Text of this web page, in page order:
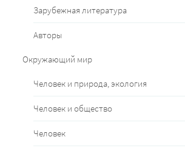
Зарубежная литература
Авторы
Окружающий мир
Человек и природа, экология
Человек и общество
Человек